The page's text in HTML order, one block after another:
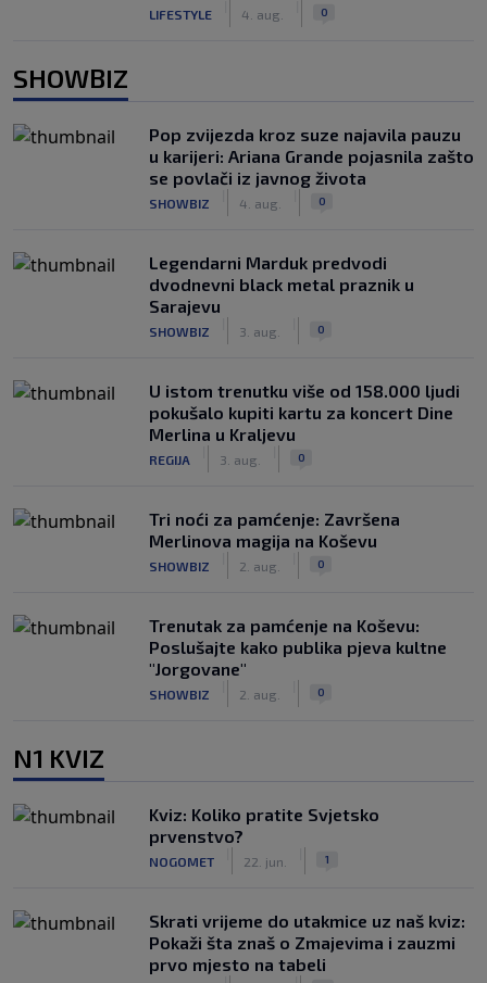
LIFESTYLE 4. aug. 0
SHOWBIZ
Pop zvijezda kroz suze najavila pauzu
u karijeri: Ariana Grande pojasnila zašto
se povlači iz javnog života
SHOWBIZ 4. aug. 0
Legendarni Marduk predvodi
dvodnevni black metal praznik u
Sarajevu
SHOWBIZ 3. aug. 0
U istom trenutku više od 158.000 ljudi
pokušalo kupiti kartu za koncert Dine
Merlina u Kraljevu
REGIJA 3. aug. 0
Tri noći za pamćenje: Završena
Merlinova magija na Koševu
SHOWBIZ 2. aug. 0
Trenutak za pamćenje na Koševu:
Poslušajte kako publika pjeva kultne
"Jorgovane"
SHOWBIZ 2. aug. 0
N1 KVIZ
Kviz: Koliko pratite Svjetsko
prvenstvo?
NOGOMET 22. jun. 1
Skrati vrijeme do utakmice uz naš kviz:
Pokaži šta znaš o Zmajevima i zauzmi
prvo mjesto na tabeli